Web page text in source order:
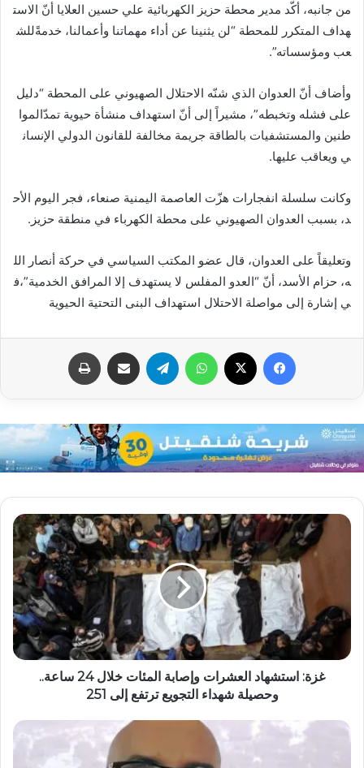
من جانبه، أكّد مدير محطة حزيز الكهربائية علي حسين العلايا أنّ الاست
هداف المتكرر للمحطة “لن يثنينا عن أداء مهماتنا وأعمالنا، خدمةًللش
عب ومؤسساته”.
وأضاف أنّ العدوان الذي شنّه الاحتلال الصهيوني على المحطة “دليل
على فشله وتخبطه”، مشيراً إلى أنّ استهداف منشأة حيوية تمدّالموا
طنين والمستشفيات بالطاقة جريمة مخالفة للقانون الدولي الإنسان
ي ويعاقب عليها.
وكانت سلسلة انفجارات هزّت العاصمة اليمنية صنعاء، فجر اليوم الأح
د، بسبب العدوان الصهيوني على محطة الكهرباء في منطقة حزيز.
وتعليقاً على العدوان، قال عضو المكتب السياسي في حركة أنصار الل
ه، حزام الأسد، أنّ “العدو المفلس لا يستهدف إلا المرافق الخدمية”،ف
ي إشارة إلى مواصلة الاحتلال استهداف البنى التحتية الحيوية
فيسبوك واتساب تيلقرام مشاركة عبر البريد
غزة: استشهاد العشرات وإصابة المئات خلال 24 ساعة..
وحصيلة شهداء التجويع ترتفع إلى 251